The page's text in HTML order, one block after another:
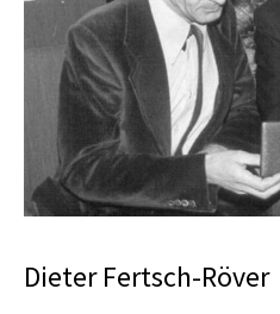
Dieter Fertsch-Röver